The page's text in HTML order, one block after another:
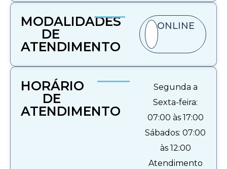
MODALIDADES
DE
ATENDIMENTO​
ONLINE
HORÁRIO
DE
ATENDIMENTO
Segunda a
Sexta-feira:
07:00 às 17:00
Sábados: 07:00
às 12:00
Atendimento